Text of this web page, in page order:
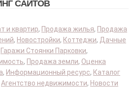
САЙТОВ
и квартир, Продажа жилья, Продажа
, Новостройки, Коттеджи, Дачные
Гаражи Стоянки Парковки,
, Продажа земли, Оценка
, Информационный ресурс, Каталог
Агентство недвижимости, Новости